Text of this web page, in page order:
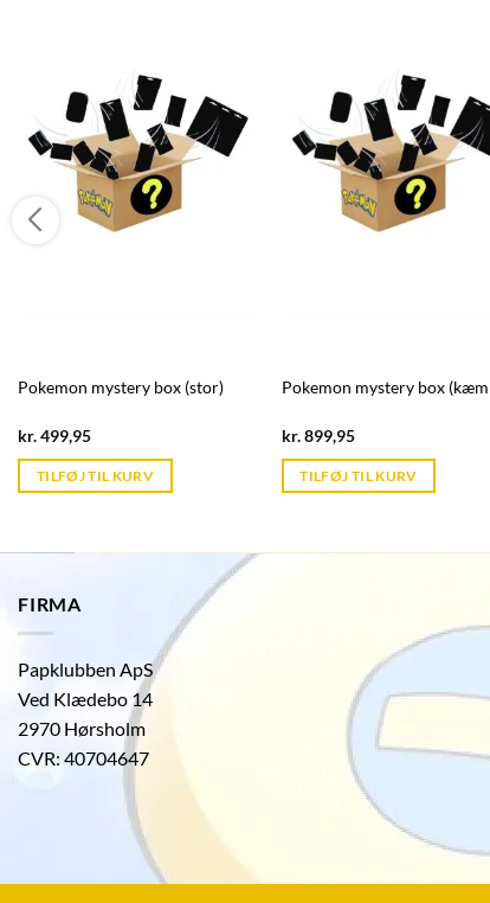
Pokemon mystery box (stor)
kr.499,95Current
is:
kr. 39,95.
TILFØJ TIL KURV
Pokemon mystery box
kr.899,95Current
is:
kr. 39,95.
TILFØJ TIL KURV
FIRMA
Papklubben ApS
Ved Klædebo 14
2970 Hørsholm
CVR: 40704647